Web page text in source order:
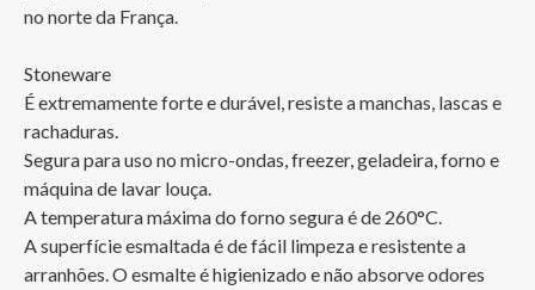
no norte da França.
Stoneware
É extremamente forte e durável, resiste a manchas, lascas e
rachaduras.
Segura para uso no micro-ondas, freezer, geladeira, forno e
máquina de lavar louça.
A temperatura máxima do forno segura é de 260°C.
A superfície esmaltada é de fácil limpeza e resistente a
arranhões. O esmalte é higienizado e não absorve odores